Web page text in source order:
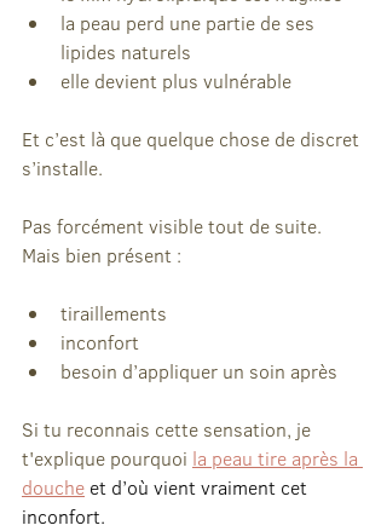
la peau perd une partie de ses
lipides naturels
elle devient plus vulnérable
Et c’est là que quelque chose de discret
s’installe.
Pas forcément visible tout de suite.
tiraillements
inconfort
besoin d’appliquer un soin après
Si tu reconnais cette sensation, je
t'explique pourquoi la peau tire après la
douche et d’où vient vraiment cet
inconfort.